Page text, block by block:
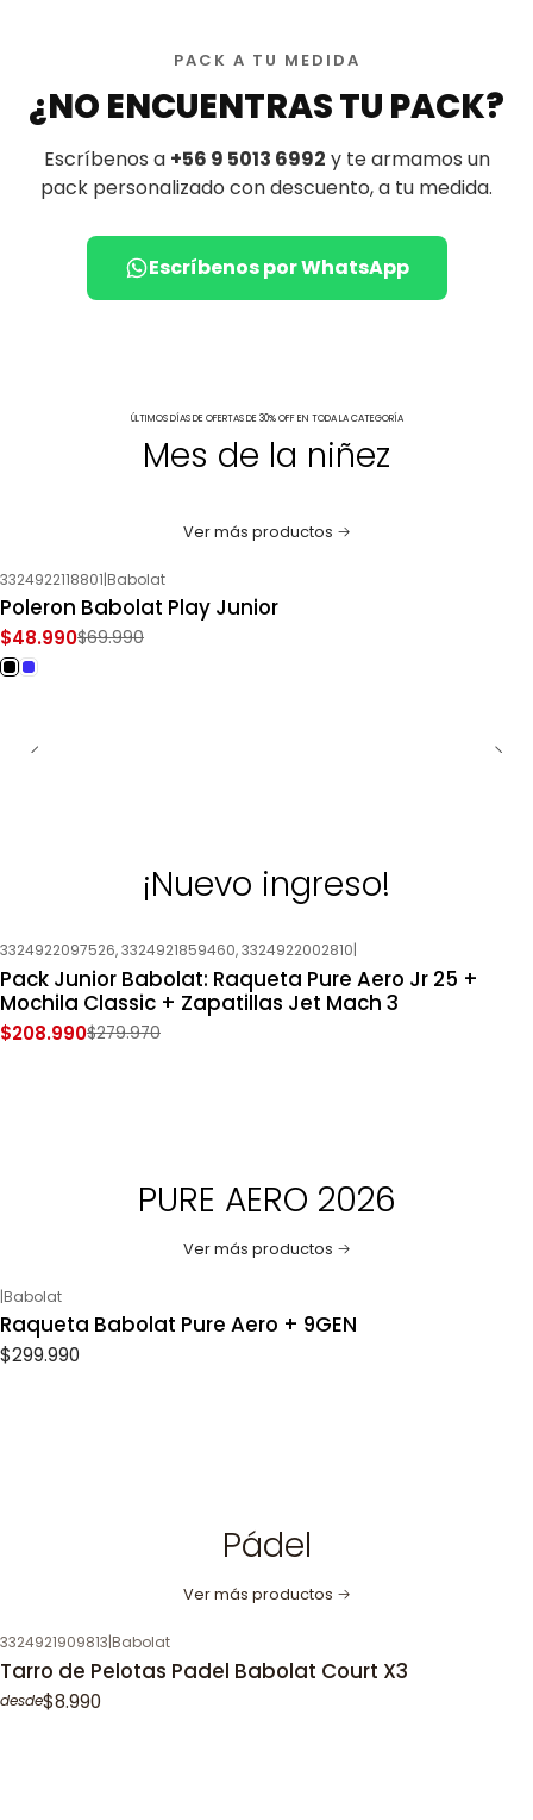
PACK A TU MEDIDA
¿NO ENCUENTRAS TU PACK?
Escríbenos a +56 9 5013 6992 y te armamos un
pack personalizado con descuento, a tu medida.
Escríbenos por WhatsApp
ÚLTIMOS DÍAS DE OFERTAS DE 30% OFF EN TODA LA CATEGORÍA
Mes de la niñez
Ver más productos
-30%OFF
3324922118801|Babolat
Poleron Babolat Play Junior
$48.990$69.990
¡Nuevo ingreso!
-25% OFF
Nuevo
3324922097526, 3324921859460, 3324922002810|
Pack Junior Babolat: Raqueta Pure Aero Jr 25 +
Mochila Classic + Zapatillas Jet Mach 3
$208.990$279.970
PURE AERO 2026
Ver más productos
|Babolat
Raqueta Babolat Pure Aero + 9GEN
$299.990
Pádel
Ver más productos
3324921909813|Babolat
Tarro de Pelotas Padel Babolat Court X3
desde$8.990